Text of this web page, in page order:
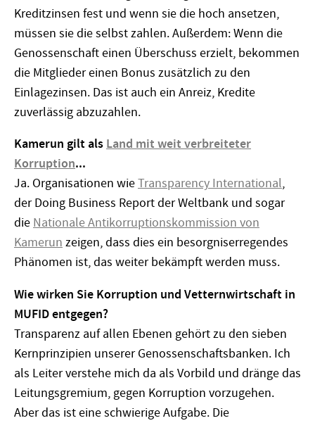
Kreditzinsen fest und wenn sie die hoch ansetzen,
müssen sie die selbst zahlen. Außerdem: Wenn die
Genossenschaft einen Überschuss erzielt, bekommen
die Mitglieder einen Bonus zusätzlich zu den
Einlagezinsen. Das ist auch ein Anreiz, Kredite
zuverlässig abzuzahlen.
Kamerun gilt alsLand mit weit verbreiteter
Korruption...
Ja. Organisationen wieTransparency International,
der Doing Business Report der Weltbank und sogar
die Nationale Antikorruptionskommission von
Kamerun zeigen, dass dies ein besorgniserregendes
Phänomen ist, das weiter bekämpft werden muss.
Wie wirken Sie Korruption und Vetternwirtschaft in
MUFID entgegen?
Transparenz auf allen Ebenen gehört zu den sieben
Kernprinzipien unserer Genossenschaftsbanken. Ich
als Leiter verstehe mich da als Vorbild und dränge das
Leitungsgremium, gegen Korruption vorzugehen.
Aber das ist eine schwierige Aufgabe. Die